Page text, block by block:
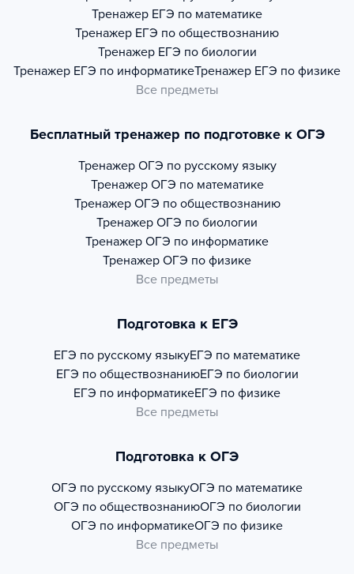
Тренажер ЕГЭ по математике
Тренажер ЕГЭ по обществознанию
Тренажер ЕГЭ по биологии
Тренажер ЕГЭ по информатикеТренажер ЕГЭ по физике
Все предметы
Бесплатный тренажер по подготовке к ОГЭ
Тренажер ОГЭ по русскому языку
Тренажер ОГЭ по математике
Тренажер ОГЭ по обществознанию
Тренажер ОГЭ по биологии
Тренажер ОГЭ по информатике
Тренажер ОГЭ по физике
Все предметы
Подготовка к ЕГЭ
ЕГЭ по русскому языкуЕГЭ по математике
ЕГЭ по обществознаниюЕГЭ по биологии
ЕГЭ по информатикеЕГЭ по физике
Все предметы
Подготовка к ОГЭ
ОГЭ по русскому языкуОГЭ по математике
ОГЭ по обществознаниюОГЭ по биологии
ОГЭ по информатикеОГЭ по физике
Все предметы